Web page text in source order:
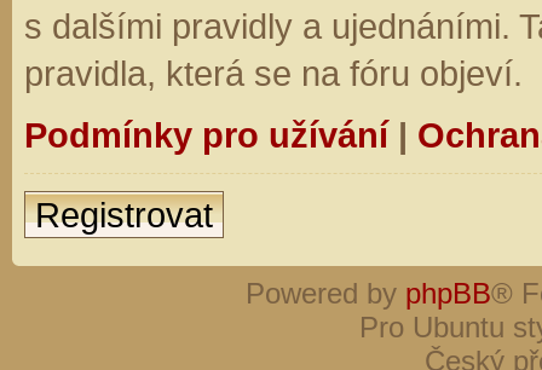
s dalšími pravidly a ujednáními.
pravidla, která se na fóru objeví.
Podmínky pro užívání|
Registrovat
Powered by phpBB®
Pro Ubuntu
Český